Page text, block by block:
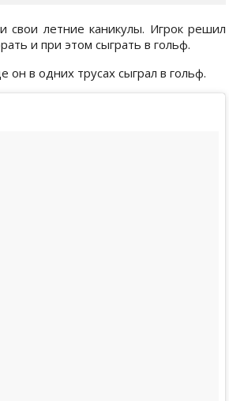
летние каникулы. Игрок решил
и при этом сыграть в гольф.
в одних трусах сыграл в гольф.